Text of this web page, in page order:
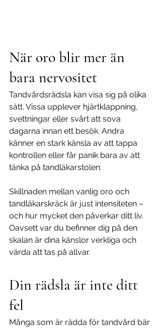
När oro blir mer än
bara nervositet
Tandvårdsrädsla kan visa sig på olika
sätt. Vissa upplever hjärtklappning,
svettningar eller svårt att sova
dagarna innan ett besök. Andra
känner en stark känsla av att tappa
kontrollen eller får panik bara av att
tänka på tandläkarstolen.
Skillnaden mellan vanlig oro och
tandläkarskräck är just intensiteten –
och hur mycket den påverkar ditt liv.
Oavsett var du befinner dig på den
skalan är dina känslor verkliga och
värda att tas på allvar.
Din rädsla är inte ditt
fel
Många som är rädda för tandvård bär